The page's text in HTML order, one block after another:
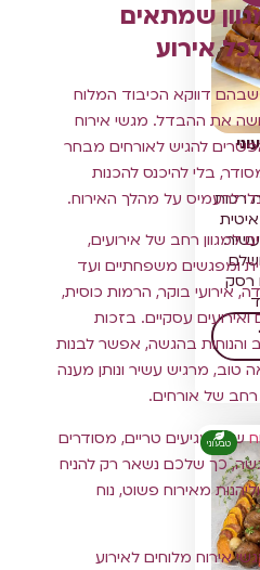
רכות
רסק
טבעוני
שמתאים
אירוע
שבהם דווקא הכיבוד המלוח
את ההבדל. מגשי אירוח
להגיש לאורחים מבחר
בלי להיכנס להכנות
להעמיס על מהלך האירוח.
למגוון רחב של אירועים,
ומפגשים משפחתיים ועד
אירועי בוקר, הרמות כוסית,
ואירועים עסקיים. בזכות
והנוחות בהגשה, אפשר לבנות
טוב, מרגיש עשיר ונותן מענה
רחב של אורחים.
שלנו מגיעים טריים, מסודרים
כך שלכם נשאר רק להניח
מאירוח פשוט, נוח
אירוח מלוחים לאירוע